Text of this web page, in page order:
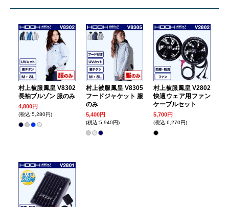
村上被服鳳皇 V8302
長袖ブルゾン 服のみ
4,800円
(税込:5,280円)
村上被服鳳皇 V8305
フードジャケット 服
のみ
5,400円
(税込:5,940円)
村上被服鳳皇 V2802
快適ウェア用ファン
ケーブルセット
5,700円
(税込:6,270円)